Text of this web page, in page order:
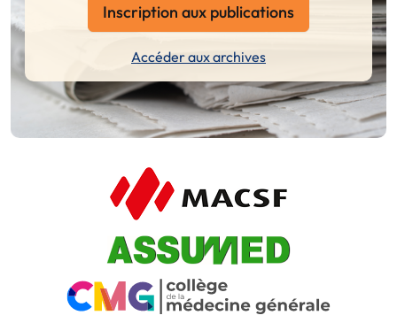
Inscription aux publications
Accéder aux archives